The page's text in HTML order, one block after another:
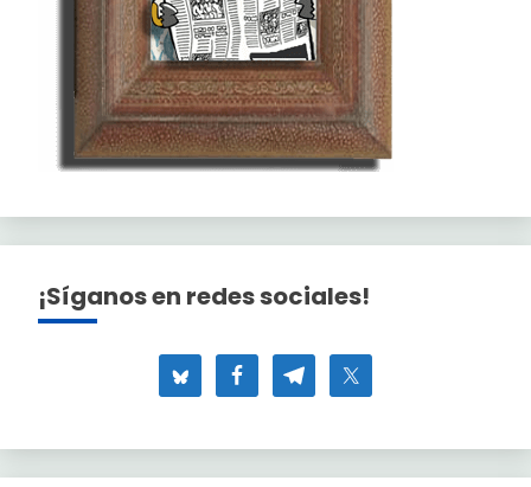
¡Síganos en redes sociales!